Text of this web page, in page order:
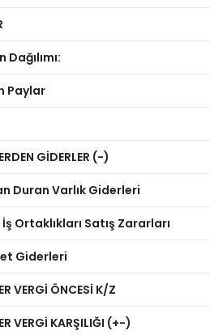
Paylar
GİDERLER (-)
Duran Varlık Giderleri
Ortaklıkları Satış Zararları
Giderleri
VERGİ ÖNCESİ K/Z
VERGİ KARŞILIĞI (+-)